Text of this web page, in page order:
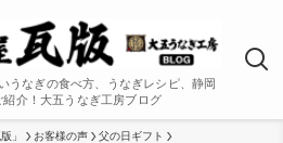
うなぎの食べ方、うなぎレシピ、静岡
紹介！大五うなぎ工房ブログ
」 お客様の声
父の日ギフト